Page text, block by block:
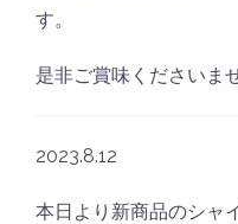
す。
是非ご賞味くださいませ
2023.8.12
本日より新商品のシャ